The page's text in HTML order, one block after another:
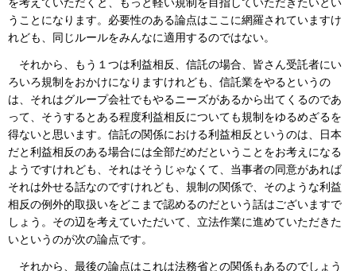
うことになります。必要性のある論点はここに網羅されていますけ
れども、同じルールをみんなに適用するのではない。
それから、もう１つは利益相反、信託の場合、皆さん受託者にい
ろいろ規制をおかけになりますけれども、信託業をやるというの
は、それはグループ会社でもやるニーズがあるから出てくるのであ
って、そうするとある程度利益相反についても規制をゆるめざるを
得ないと思います。信託の関係における利益相反というのは、日本
だと利益相反のある場合には全部だめだということをお考えになる
ようですけれども、それはそうじゃなくて、当事者の同意があれば
それは外せる話なのですけれども、規制の関係で、そのような利益
相反の例外的取扱いをどこまで認めるのだという話はございますで
しょう。その辺を考えていただいて、立法作業に進めていただきた
いというのが次の論点です。
それから、最後の論点はこれは法務省との関係もあるのでしょう